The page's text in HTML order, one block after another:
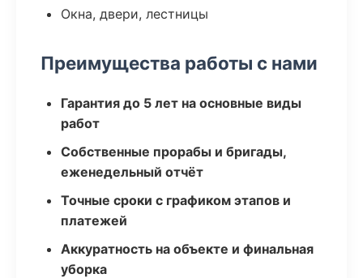
Окна, двери, лестницы
Преимущества работы с нами
Гарантия до 5 лет на основные виды
работ
Собственные прорабы и бригады,
еженедельный отчёт
Точные сроки с графиком этапов и
платежей
Аккуратность на объекте и финальная
уборка